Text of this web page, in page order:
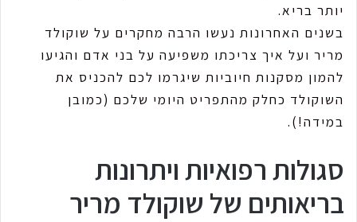
יותר בריא.
בשנים האחרונות נעשו הרבה מחקרים על שוקולד
מריר ועל איך צריכתו משפיעה על בני אדם והגיעו
להמון מסקנות חיוביות שיגרמו לכם להכניס את
השוקולד כחלק מהתפריט היומי שלכם (כמובן
במידה!).
סגולות רפואיות ויתרונות
בריאותים של שוקולד מריר